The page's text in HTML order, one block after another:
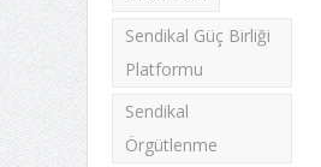
Sendikal Güç Birliği
Platformu
Sendikal
Örgütlenme